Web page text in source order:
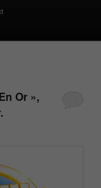
Or »,